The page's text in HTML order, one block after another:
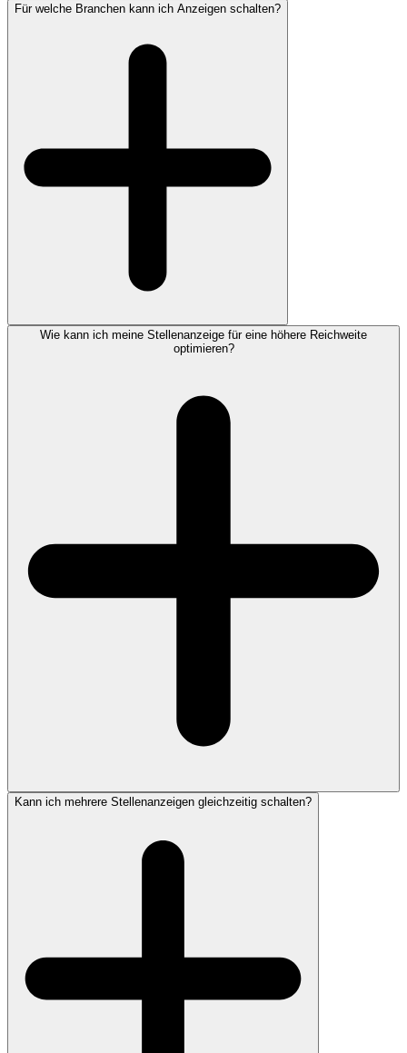
Für welche Branchen kann ich Anzeigen schalten?
Wie kann ich meine Stellenanzeige für eine höhere Reichweite
optimieren?
Kann ich mehrere Stellenanzeigen gleichzeitig schalten?